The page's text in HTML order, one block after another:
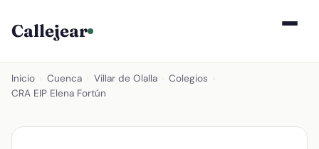
Callejear
Inicio Cuenca Villar de Olalla Colegios
CRA EIP Elena Fortún